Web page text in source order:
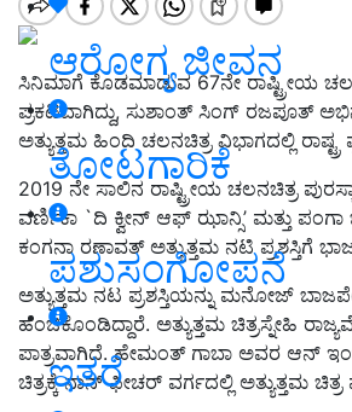
ಆರೋಗ್ಯ ಜೀವನ
ತೋಟಗಾರಿಕೆ
ಪಶುಸಂಗೋಪನೆ
ಇತರೆ
ಸಿನಿಮಾಗೆ ಕೊಡಮಾಡುವ 67ನೇ ರಾಷ್ಟ್ರೀಯ
ಪ್ರಕಟವಾಗಿದ್ದು, ಸುಶಾಂತ್ ಸಿಂಗ್ ರಜಪೂತ್
ಅತ್ಯುತ್ತಮ ಹಿಂದಿ ಚಲನಚಿತ್ರ ವಿಭಾಗದಲ್ಲಿ ರಾಷ್ಟ್ರ
2019 ನೇ ಸಾಲಿನ ರಾಷ್ಟ್ರೀಯ ಚಲನಚಿತ್ರ
ವರ್ಣಿಕಾ `ದಿ ಕ್ವೀನ್ ಆಫ್ ಝಾನ್ಸಿ’ ಮತ್ತು
ಕಂಗನಾ ರಣಾವತ್ ಅತ್ಯುತ್ತಮ ನಟಿ ಪ್ರಶಸ್ತಿಗೆ
ಅತ್ಯುತ್ತಮ ನಟ ಪ್ರಶಸ್ತಿಯನ್ನು ಮನೋಜ್
ಹಂಚಿಕೊಂಡಿದ್ದಾರೆ. ಅತ್ಯುತ್ತಮ ಚಿತ್ರಸ್ನೇಹಿ
ಪಾತ್ರವಾಗಿದೆ. ಹೇಮಂತ್ ಗಾಬಾ ಅವರ ಆನ್
ಚಿತ್ರಕ್ಕೆ ನಾನ್ ಫೀಚರ್ ವರ್ಗದಲ್ಲಿ ಅತ್ಯುತ್ತಮ ಚಿತ್ರ